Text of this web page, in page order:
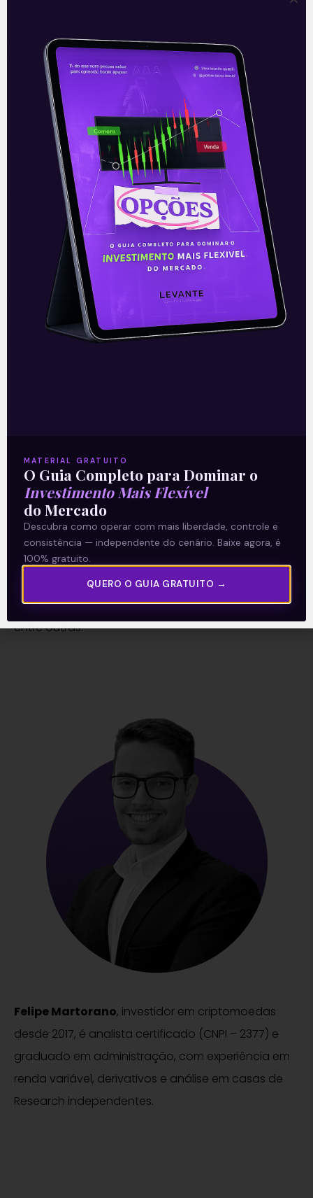
experiência no mercado financeiro. Com insights
práticos, ajuda investidores a identificar grandes
oportunidades no universo cripto.
Flavio Conde, Formado e pós-graduado em
Administração pela FGV e MBA em Finanças pela
Universidade de Birmingham, na Inglaterra, Conde
tem larga experiência no mercado financeiro.
É Analista certificado (CNPI) e já trabalhou nas
assets e corretoras do Citibank, Itaú, Banif/CGD,
entre outras.
Felipe Martorano, investidor em criptomoedas
desde 2017, é analista certificado (CNPI – 2377) e
graduado em administração, com experiência em
renda variável, derivativos e análise em casas de
Research independentes.
MATERIAL GRATUITO
O Guia Completo para Dominar o
Investimento Mais Flexível
do Mercado
Descubra como operar com mais liberdade, controle e
consistência — independente do cenário. Baixe agora, é
100% gratuito.
QUERO O GUIA GRATUITO →